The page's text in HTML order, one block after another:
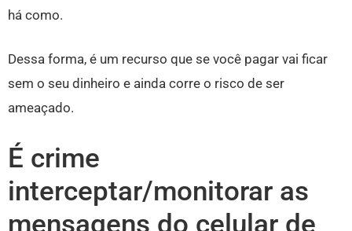
há como.
Dessa forma, é um recurso que se você pagar vai ficar
sem o seu dinheiro e ainda corre o risco de ser
ameaçado.
É crime
interceptar/monitorar as